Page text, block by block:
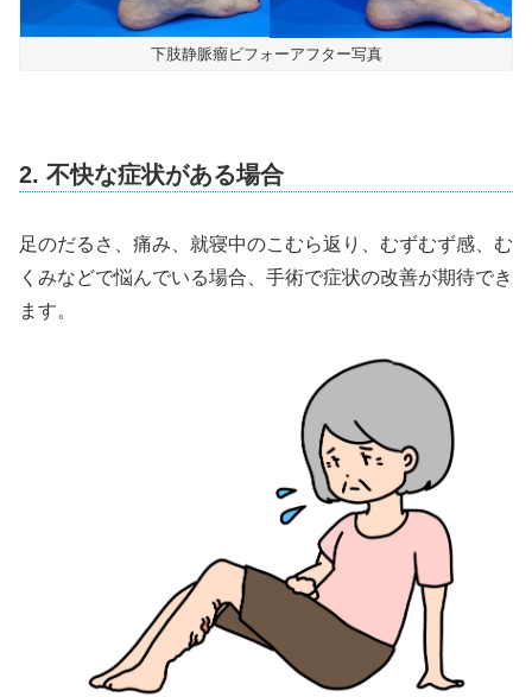
下肢静脈瘤ビフォーアフター写真
2. 不快な症状がある場合
足のだるさ、痛み、就寝中のこむら返り、むずむず感、む
くみなどで悩んでいる場合、手術で症状の改善が期待でき
ます。